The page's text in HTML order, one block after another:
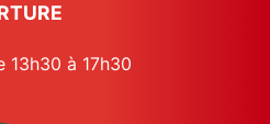
13h30 à 17h30